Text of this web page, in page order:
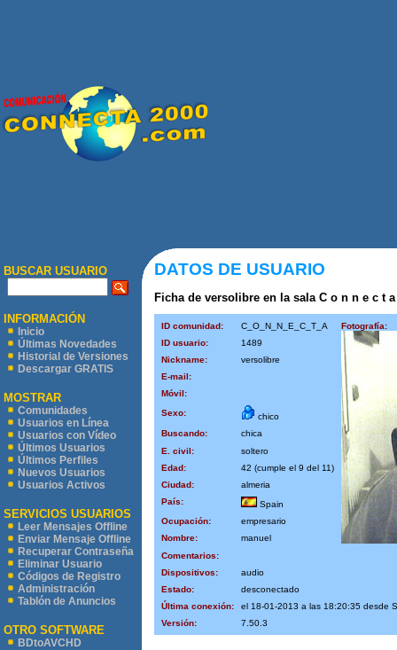
BUSCAR USUARIO
INFORMACIÓN
Inicio
Últimas Novedades
Historial de Versiones
Descargar GRATIS
MOSTRAR
Comunidades
Usuarios en Línea
Usuarios con Vídeo
Últimos Usuarios
Últimos Perfiles
Nuevos Usuarios
Usuarios Activos
SERVICIOS USUARIOS
Leer Mensajes Offline
Enviar Mensaje Offline
Recuperar Contraseña
Eliminar Usuario
Códigos de Registro
Administración
Tablón de Anuncios
OTRO SOFTWARE
BDtoAVCHD
DATOS DE USUARIO
Ficha de versolibre en la sala C o n n e c t a
ID comunidad: C_O_N_N_E_C_T_A
Fotografía:
ID usuario:
1489
Nickname:
versolibre
E-mail:
Móvil:
Sexo:
chico
Buscando:
chica
E. civil:
soltero
Edad:
42 (cumple el 9 del 11)
Ciudad:
almeria
País:
Spain
Ocupación:
empresario
Nombre:
manuel
Comentarios:
Dispositivos:
audio
Estado:
desconectado
Última conexión:
el 18-01-2013 a las 18:20:35 desde
Versión:
7.50.3